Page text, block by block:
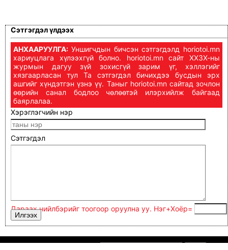
Сэтгэгдэл үлдээх
АНХААРУУЛГА: Уншигчдын бичсэн сэтгэгдэлд horiotoi.mn
хариуцлага хүлээхгүй болно. horiotoi.mn сайт ХХЗХ-ны
журмын дагуу зүй зохисгүй зарим үг, хэллэгийг
хязгаарласан тул Та сэтгэгдэл бичихдээ бусдын эрх
ашгийг хүндэтгэн үзнэ үү. Таныг horiotoi.mn сайтад зочлон
өөрийн санал бодлоо чөлөөтэй илэрхийлж байгаад
баярлалаа.
Хэрэглэгчийн нэр
Сэтгэгдэл
Дараах нийлбэрийг тоогоор оруулна уу. Нэг+Xoёp=